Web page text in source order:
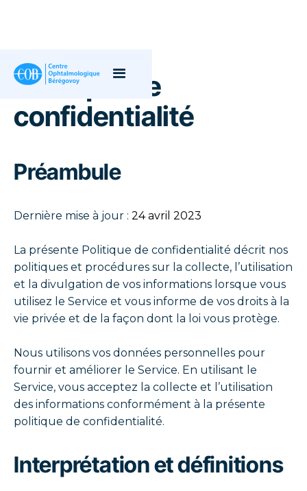
Politique de
confidentialité
Préambule
Dernière mise à jour : 24 avril 2023
La présente Politique de confidentialité décrit nos
politiques et procédures sur la collecte, l’utilisation
et la divulgation de vos informations lorsque vous
utilisez le Service et vous informe de vos droits à la
vie privée et de la façon dont la loi vous protège.
Nous utilisons vos données personnelles pour
fournir et améliorer le Service. En utilisant le
Service, vous acceptez la collecte et l’utilisation
des informations conformément à la présente
politique de confidentialité.
Interprétation et définitions